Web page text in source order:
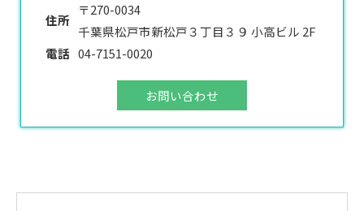
住所
〒270-0034
千葉県松戸市新松戸３丁目３９ 小高ビル 2F
電話 04-7151-0020
お問い合わせ